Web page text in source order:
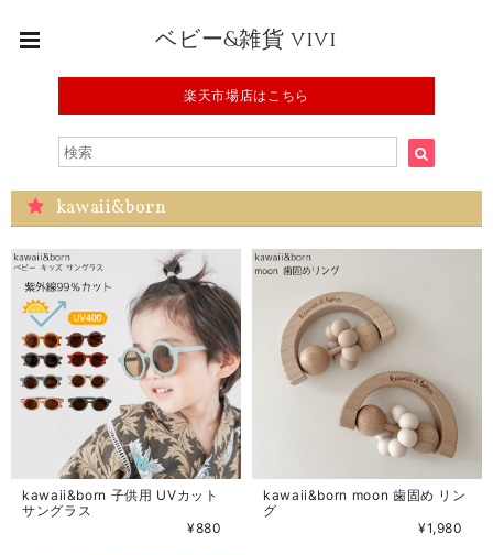
ベビー&雑貨 vivi
楽天市場店はこちら
kawaii&born
kawaii&born 子供用 UVカット
サングラス
¥880
kawaii&born moon 歯固め リン
グ
¥1,980